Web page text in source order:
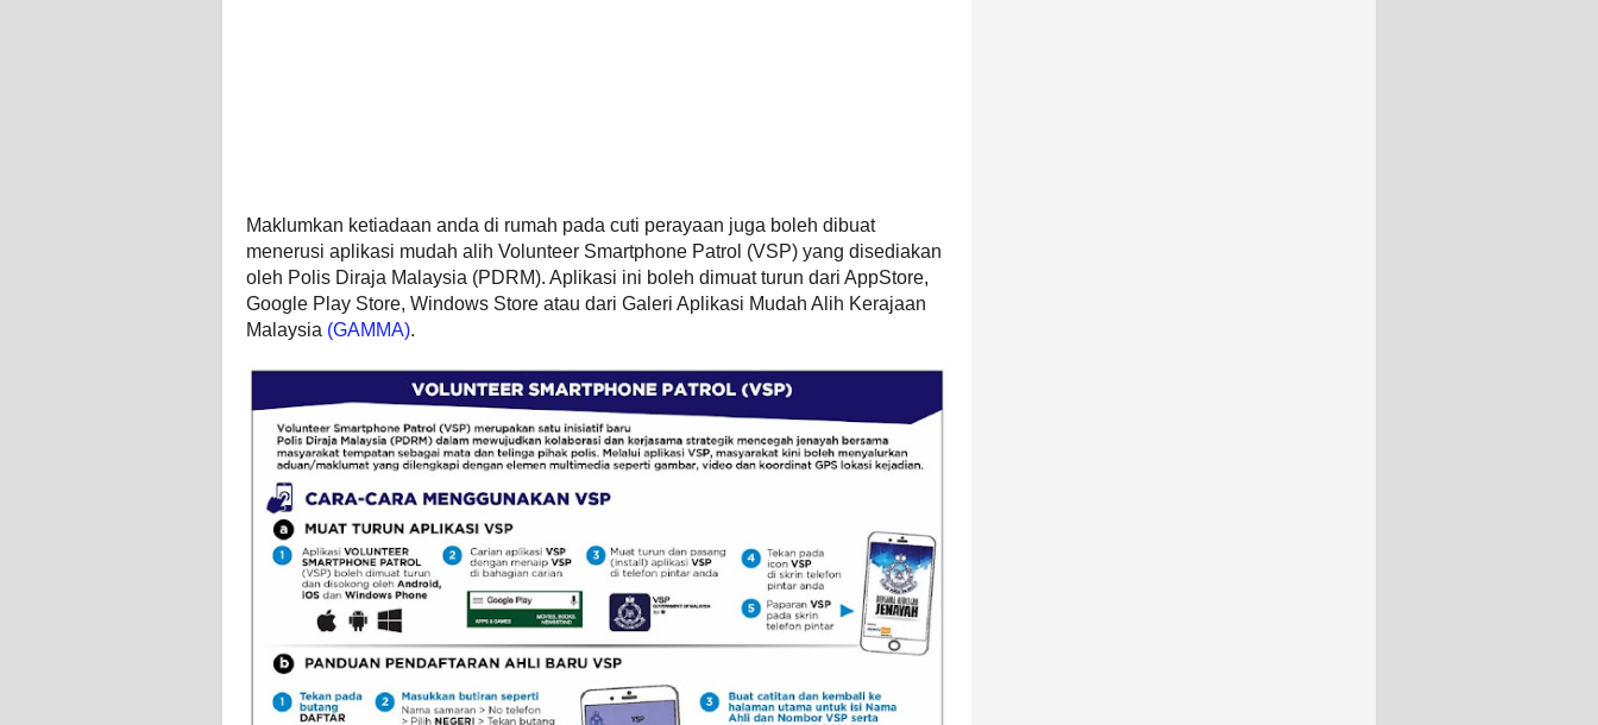
Maklumkan ketiadaan anda di rumah pada cuti perayaan juga boleh dibuat
menerusi aplikasi mudah alih Volunteer Smartphone Patrol (VSP) yang disediakan
oleh Polis Diraja Malaysia (PDRM). Aplikasi ini boleh dimuat turun dari AppStore,
Google Play Store, Windows Store atau dari Galeri Aplikasi Mudah Alih Kerajaan
Malaysia (GAMMA).